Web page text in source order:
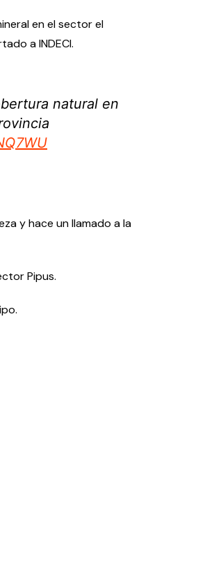
en el sector el
a INDECI.
natural en
y hace un llamado a la
Pipus.